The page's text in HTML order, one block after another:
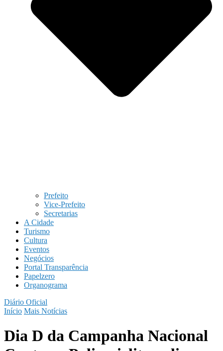
Prefeito
Vice-Prefeito
Secretarias
A Cidade
Turismo
Cultura
Eventos
Negócios
Portal Transparência
Papelzero
Organograma
Diário Oficial
Início Mais Notícias
Dia D da Campanha Nacional